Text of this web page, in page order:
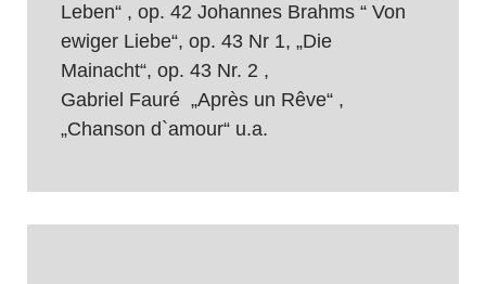
Leben“ , op. 42 Johannes Brahms “ Von
ewiger Liebe“, op. 43 Nr 1, „Die
Mainacht“, op. 43 Nr. 2 ,
Gabriel Fauré „Après un Rêve“ ,
„Chanson d`amour“ u.a.